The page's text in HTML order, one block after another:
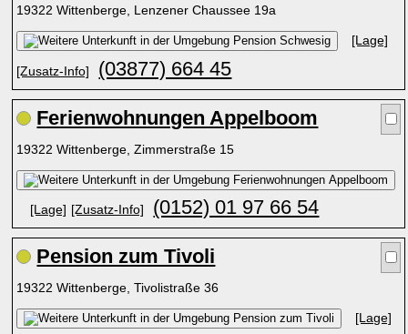
19322 Wittenberge, Lenzener Chaussee 19a
[Lage]
[Zusatz-Info] (03877) 664 45
Ferienwohnungen Appelboom
19322 Wittenberge, Zimmerstraße 15
[Lage] [Zusatz-Info] (0152) 01 97 66 54
Pension zum Tivoli
19322 Wittenberge, Tivolistraße 36
[Lage]